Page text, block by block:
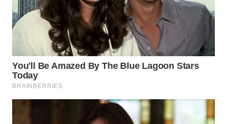
WN
KARAWANG
WN
BEKASI
WN